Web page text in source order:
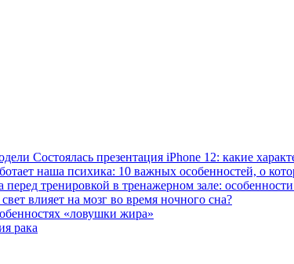
Состоялась презентация iPhone 12: какие
наша психика: 10 важных особенностей, о
перед тренировкой в тренажерном зале:
влияет на мозг во время ночного сна?
«ловушки жира»
рака